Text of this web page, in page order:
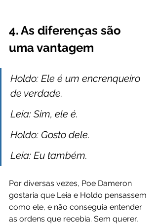
4. As diferenças são
uma vantagem
Holdo: Ele é um encrenqueiro
de verdade.
Leia: Sim, ele é.
Holdo: Gosto dele.
Leia: Eu também.
Por diversas vezes, Poe Dameron
gostaria que Leia e Holdo pensassem
como ele, e não conseguia entender
as ordens que recebia. Sem querer,